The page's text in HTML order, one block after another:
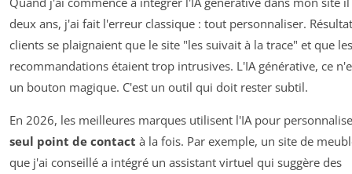
deux ans, j'ai fait l'erreur classique : tout personnaliser.
clients se plaignaient que le site "les suivait à la trace" et que les
recommandations étaient trop intrusives. L'IA générative, ce
un bouton magique. C'est un outil qui doit rester subtil.
En 2026, les meilleures marques utilisent l'IA pour
seul point de contact à la fois. Par exemple, un site de
que j'ai conseillé a intégré un assistant virtuel qui suggère des